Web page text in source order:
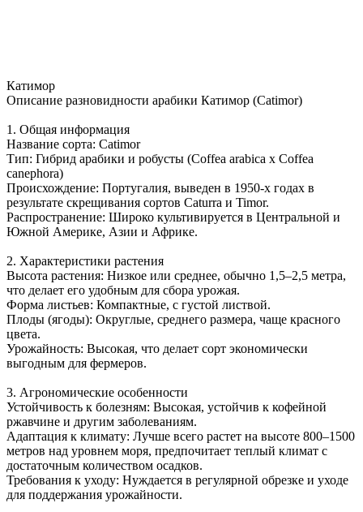
Катимор
Описание разновидности арабики Катимор (Catimor)
1. Общая информация
Название сорта: Catimor
Тип: Гибрид арабики и робусты (Coffea arabica x Coffea
canephora)
Происхождение: Португалия, выведен в 1950-х годах в
результате скрещивания сортов Caturra и Timor.
Распространение: Широко культивируется в Центральной и
Южной Америке, Азии и Африке.
2. Характеристики растения
Высота растения: Низкое или среднее, обычно 1,5–2,5 метра,
что делает его удобным для сбора урожая.
Форма листьев: Компактные, с густой листвой.
Плоды (ягоды): Округлые, среднего размера, чаще красного
цвета.
Урожайность: Высокая, что делает сорт экономически
выгодным для фермеров.
3. Агрономические особенности
Устойчивость к болезням: Высокая, устойчив к кофейной
ржавчине и другим заболеваниям.
Адаптация к климату: Лучше всего растет на высоте 800–1500
метров над уровнем моря, предпочитает теплый климат с
достаточным количеством осадков.
Требования к уходу: Нуждается в регулярной обрезке и уходе
для поддержания урожайности.